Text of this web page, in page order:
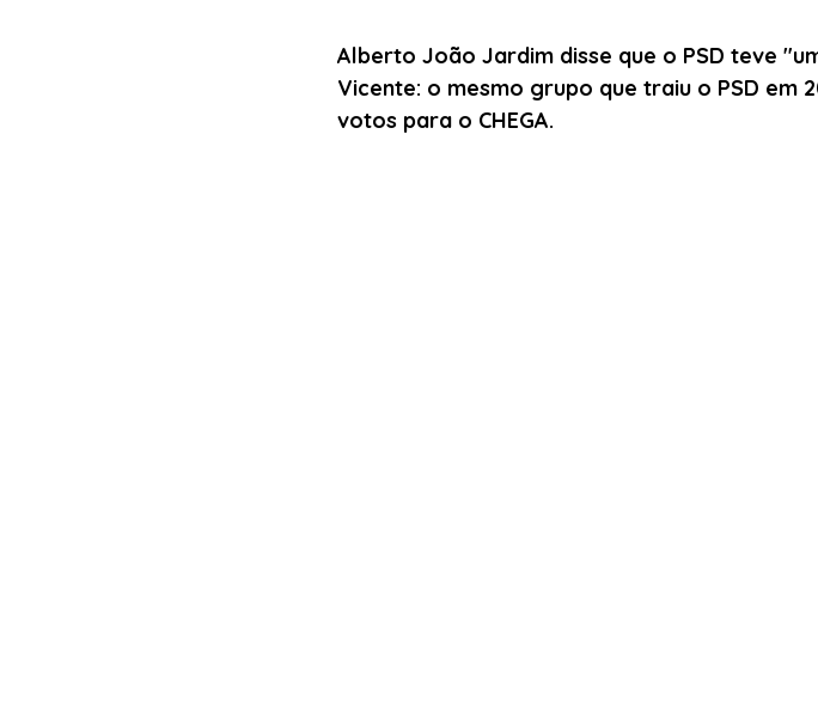
Alberto João Jardim disse que o PSD teve
Vicente: o mesmo grupo que traiu o PSD
votos para o CHEGA.